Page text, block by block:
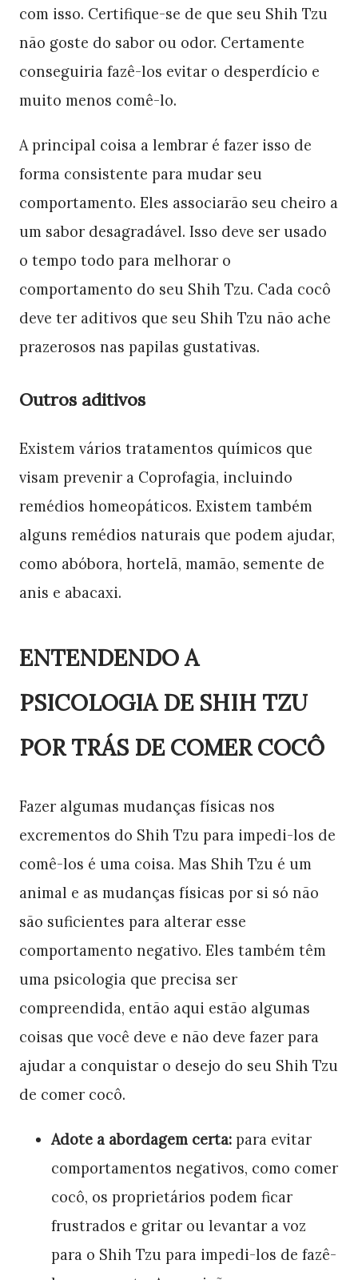
com isso. Certifique-se de que seu Shih Tzu
não goste do sabor ou odor. Certamente
conseguiria fazê-los evitar o desperdício e
muito menos comê-lo.
A principal coisa a lembrar é fazer isso de
forma consistente para mudar seu
comportamento. Eles associarão seu cheiro a
um sabor desagradável. Isso deve ser usado
o tempo todo para melhorar o
comportamento do seu Shih Tzu. Cada cocô
deve ter aditivos que seu Shih Tzu não ache
prazerosos nas papilas gustativas.
Outros aditivos
Existem vários tratamentos químicos que
visam prevenir a Coprofagia, incluindo
remédios homeopáticos. Existem também
alguns remédios naturais que podem ajudar,
como abóbora, hortelã, mamão, semente de
anis e abacaxi.
ENTENDENDO A
PSICOLOGIA DE SHIH TZU
POR TRÁS DE COMER COCÔ
Fazer algumas mudanças físicas nos
excrementos do Shih Tzu para impedi-los de
comê-los é uma coisa. Mas Shih Tzu é um
animal e as mudanças físicas por si só não
são suficientes para alterar esse
comportamento negativo. Eles também têm
uma psicologia que precisa ser
compreendida, então aqui estão algumas
coisas que você deve e não deve fazer para
ajudar a conquistar o desejo do seu Shih Tzu
de comer cocô.
Adote a abordagem certa: para evitar
comportamentos negativos, como comer
cocô, os proprietários podem ficar
frustrados e gritar ou levantar a voz
para o Shih Tzu para impedi-los de fazê-